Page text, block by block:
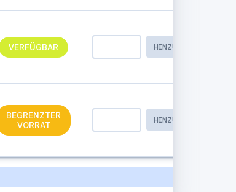
VERFÜGBAR HINZUFÜGEN
BEGRENZTER
VORRAT
HINZUFÜGEN